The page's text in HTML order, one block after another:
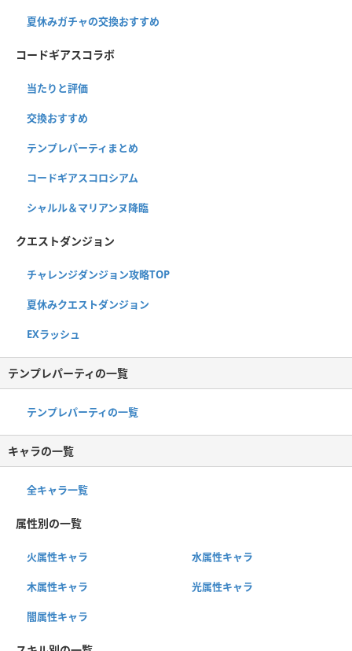
夏休みガチャの交換おすすめ
コードギアスコラボ
当たりと評価
交換おすすめ
テンプレパーティまとめ
コードギアスコロシアム
シャルル＆マリアンヌ降臨
クエストダンジョン
チャレンジダンジョン攻略TOP
夏休みクエストダンジョン
EXラッシュ
テンプレパーティの一覧
テンプレパーティの一覧
キャラの一覧
全キャラ一覧
属性別の一覧
火属性キャラ 水属性キャラ
木属性キャラ 光属性キャラ
闇属性キャラ